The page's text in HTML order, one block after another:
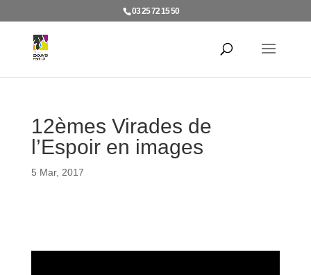
03 25 72 15 50
12èmes Virades de
l’Espoir en images
5 Mar, 2017